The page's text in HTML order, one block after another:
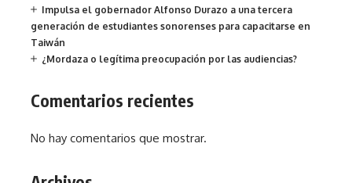
Impulsa el gobernador Alfonso Durazo a una tercera
generación de estudiantes sonorenses para capacitarse en
Taiwán
¿Mordaza o legítima preocupación por las audiencias?
Comentarios recientes
No hay comentarios que mostrar.